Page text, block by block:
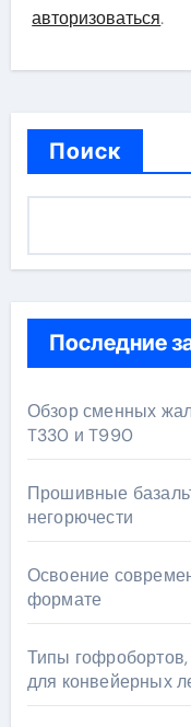
авторизоваться.
Поиск
Последние
Обзор сменных
T330 и T990
Прошивные
негорючести
Освоение
формате
Типы
для конвейерных